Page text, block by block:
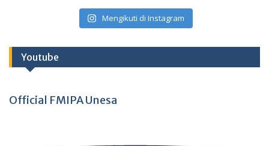
Mengikuti di Instagram
Youtube
Official FMIPA Unesa